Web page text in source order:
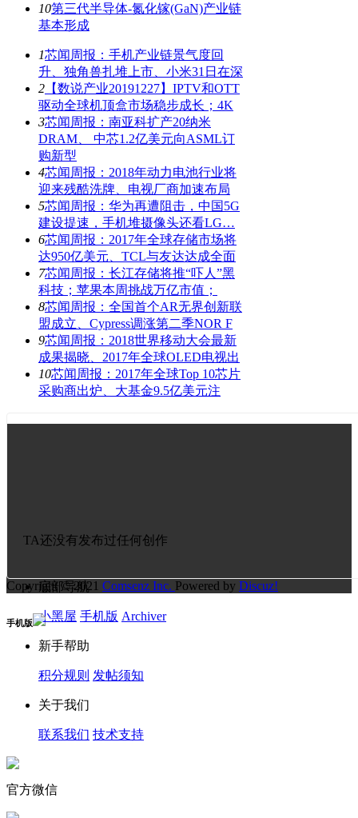
10第三代半导体-氮化镓(GaN)产业链
基本形成
1芯闻周报：手机产业链景气度回
升、独角兽扎堆上市、小米31日在深
2 【数说产业20191227】IPTV和OTT
驱动全球机顶盒市场稳步成长；4K
3芯闻周报：南亚科扩产20纳米
DRAM、 中芯1.2亿美元向ASML订
购新型
4芯闻周报：2018年动力电池行业将
迎来残酷洗牌、电视厂商加速布局
5芯闻周报：华为再遭阻击，中国5G
建设提速，手机堆摄像头还看LG…
6芯闻周报：2017年全球存储市场将
达950亿美元、TCL与友达达成全面
7芯闻周报：长江存储将推“吓人”黑
科技；苹果本周挑战万亿市值；
8芯闻周报：全国首个AR无界创新联
盟成立、Cypress调涨第二季NOR F
9芯闻周报：2018世界移动大会最新
成果揭晓、2017年全球OLED电视出
10芯闻周报：2017年全球Top 10芯片
采购商出炉、大基金9.5亿美元注
TA还没有发布过任何创作
底部导航
小黑屋 手机版 Archiver
新手帮助
积分规则 发帖须知
关于我们
联系我们 技术支持
官方微信
Copyright © 2021 Comsenz Inc. Powered by Discuz!
手机版